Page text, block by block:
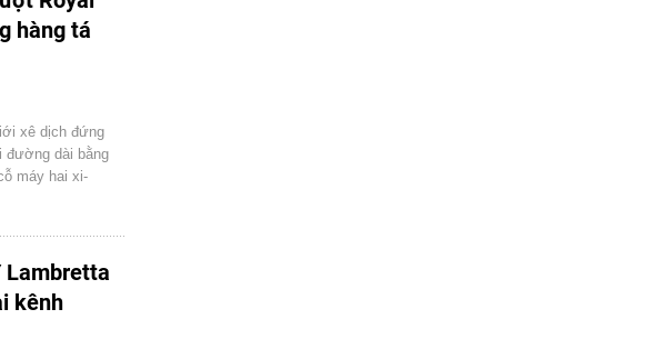
hàng tá
xê dịch đứng
đường dài bằng
máy hai xi-
Lambretta
kênh